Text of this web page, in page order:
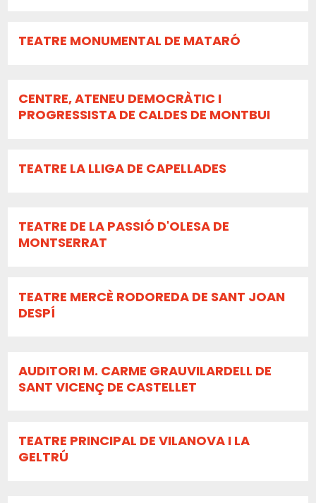
TEATRE MONUMENTAL DE MATARÓ
CENTRE, ATENEU DEMOCRÀTIC I
PROGRESSISTA DE CALDES DE MONTBUI
TEATRE LA LLIGA DE CAPELLADES
TEATRE DE LA PASSIÓ D'OLESA DE
MONTSERRAT
TEATRE MERCÈ RODOREDA DE SANT JOAN
DESPÍ
AUDITORI M. CARME GRAUVILARDELL DE
SANT VICENÇ DE CASTELLET
TEATRE PRINCIPAL DE VILANOVA I LA
GELTRÚ